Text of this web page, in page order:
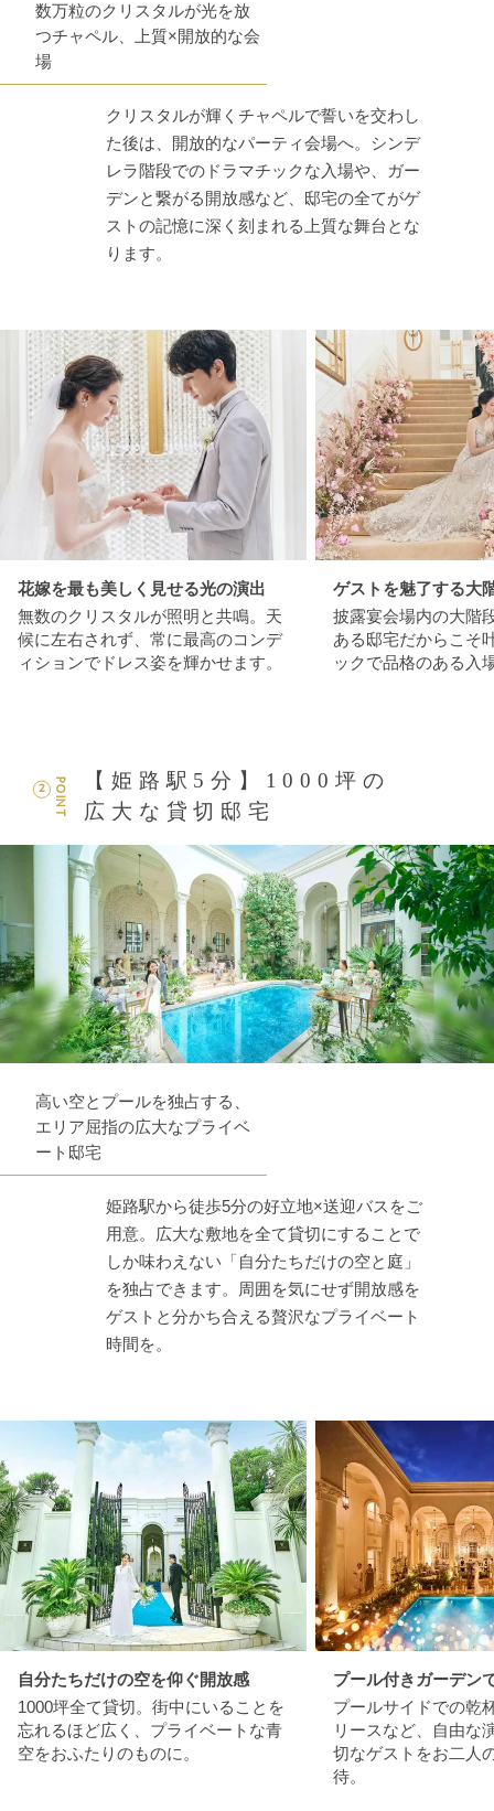
数万粒のクリスタルが光を放
つチャペル、上質×開放的な会
場
クリスタルが輝くチャペルで誓いを交わし
た後は、開放的なパーティ会場へ。シンデ
レラ階段でのドラマチックな入場や、ガー
デンと繋がる開放感など、邸宅の全てがゲ
ストの記憶に深く刻まれる上質な舞台とな
ります。
花嫁を最も美しく見せる光の演出
無数のクリスタルが照明と共鳴。天
候に左右されず、常に最高のコンデ
ィションでドレス姿を輝かせます。
ゲストを魅了する大
披露宴会場内の大階
ある邸宅だからこそ
ックで品格のある入
POINT
2
【姫路駅5分】1000坪の
広大な貸切邸宅
高い空とプールを独占する、
エリア屈指の広大なプライベ
ート邸宅
姫路駅から徒歩5分の好立地×送迎バスをご
用意。広大な敷地を全て貸切にすることで
しか味わえない「自分たちだけの空と庭」
を独占できます。周囲を気にせず開放感を
ゲストと分かち合える贅沢なプライベート
時間を。
自分たちだけの空を仰ぐ開放感
1000坪全て貸切。街中にいることを
忘れるほど広く、プライベートな青
空をおふたりのものに。
プール付きガーデン
プールサイドでの乾
リースなど、自由な
切なゲストをお二人
待。